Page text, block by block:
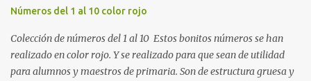
Números del 1 al 10 color rojo
Colección de números del 1 al 10 Estos bonitos números se han
realizado en color rojo. Y se realizado para que sean de utilidad
para alumnos y maestros de primaria. Son de estructura gruesa y